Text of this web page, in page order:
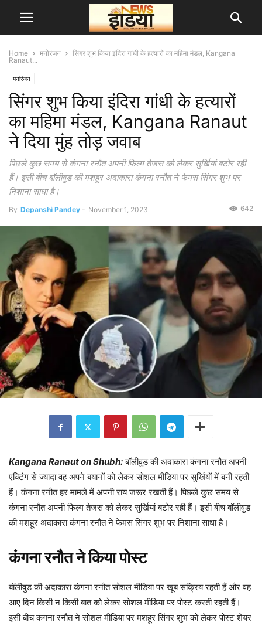
Home मनोरंजन
सिंगर शुभ किया इंदिरा गांधी के हत्यारों का महिमा मंडल, Kangana
Ranaut...
मनोरंजन
सिंगर शुभ किया इंदिरा गांधी के हत्यारों
का महिमा मंडल, Kangana Ranaut
ने दिया मुंह तोड़ जवाब
पिछले कुछ समय से कंगना रनौत अपनी फिल्म तेजस को लेकर सुर्खियां बटोर रही
हैं। इसी बीच बॉलीवुड की मशहूर अदाकारा कंगना रनौत ने फेमस सिंगर शुभ पर
निशाना साधा है।
By Depanshi Pandey - November 1, 2023 642
Kangana Ranaut on Shubh:बॉलीवुड की अदाकारा कंगना रनौत अपनी
एक्टिंग से ज्यादा वह अपने बयानों को लेकर सोशल मीडिया पर सुर्खियों में बनी रहती
हैं। कंगना रनौत हर मामले में अपनी राय जरूर रखती हैं। पिछले कुछ समय से
कंगना रनौत अपनी फिल्म तेजस को लेकर सुर्खियां बटोर रही हैं। इसी बीच बॉलीवुड
की मशहूर अदाकारा कंगना रनौत ने फेमस सिंगर शुभ पर निशाना साधा है।
कंगना रनौत ने किया पोस्ट
बॉलीवुड की अदाकारा कंगना रनौत सोशल मीडिया पर खूब सक्रिय रहती हैं और वह
आए दिन किसी न किसी बात को लेकर सोशल मीडिया पर पोस्ट करती रहती हैं।
इसी बीच कंगना रनौत ने सोशल मीडिया पर मशहूर सिंगर शुभ को लेकर पोस्ट शेयर